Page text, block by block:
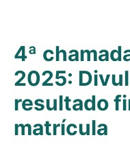
4ª
2025:
resultado
matrícula